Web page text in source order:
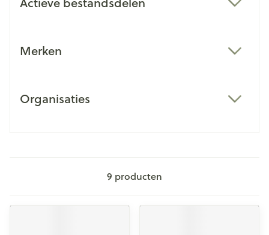
Merken
Organisaties
9 producten